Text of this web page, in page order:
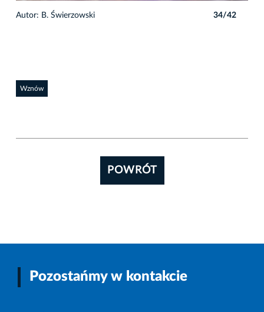
Autor: B. Świerzowski 34/42
Wznów
POWRÓT
Pozostańmy w kontakcie